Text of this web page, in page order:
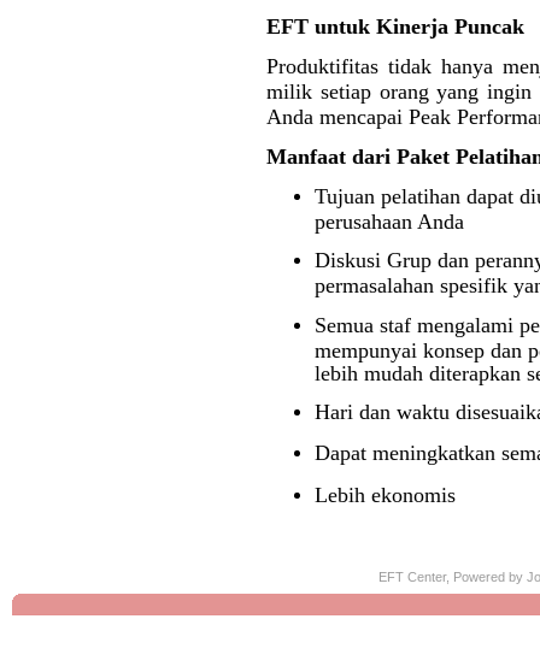
EFT untuk Kinerja Puncak
Produktifitas tidak hanya
milik setiap orang yang ingin
Anda mencapai Peak
Manfaat dari Paket
Tujuan pelatihan dapat
perusahaan Anda
Diskusi Grup dan
permasalahan spesifik
Semua staf mengalami
mempunyai konsep dan
lebih mudah diterapkan
Hari dan waktu
Dapat meningkatkan
Lebih ekonomis
EFT Center, Powered by